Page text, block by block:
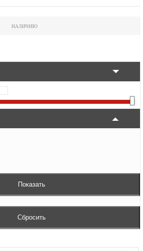
НАЛИЧИЮ